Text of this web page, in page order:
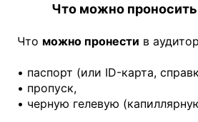
Что можно
Что можно пронести в
• паспорт (или ID-карта,
• пропуск,
• черную гелевую